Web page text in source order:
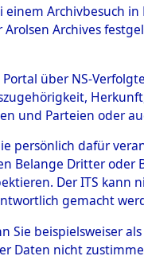
Lünen→
Archivbesuch
Archives
Portal über NS-
und Parteien oder
persönlich dafür
Belange Dritter
Der ITS
gemacht
Sie beispielsweiser
Daten nicht